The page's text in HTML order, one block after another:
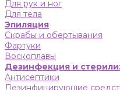
Для рук и ног
Для тела
Эпиляция
Скрабы и обертывания
Фартуки
Воскоплавы
Дезинфекция и
Антисептики
Дезинфицирующие